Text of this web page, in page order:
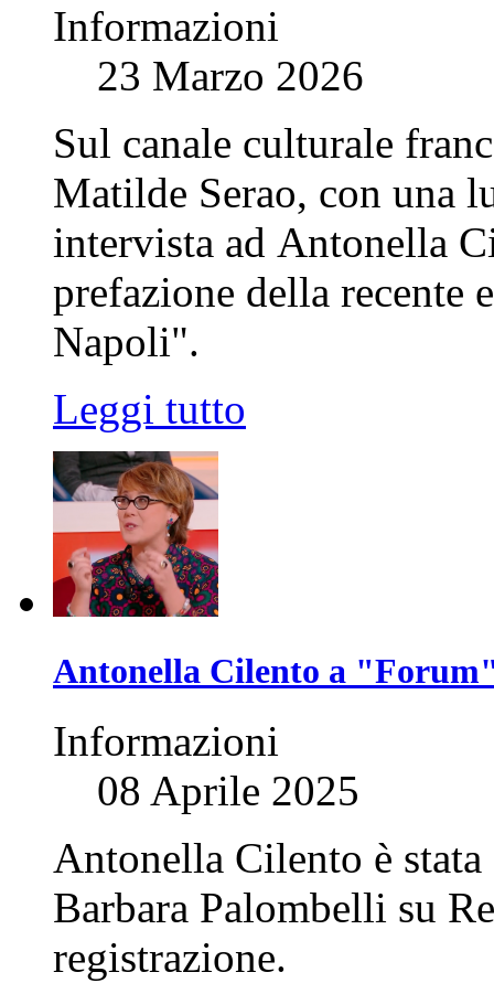
Informazioni
23 Marzo 2026
Sul canale culturale
Matilde Serao, con una
intervista ad Antonella
prefazione della recente
Napoli".
Leggi tutto
Antonella Cilento a
Informazioni
08 Aprile 2025
Antonella Cilento è
Barbara Palombelli su
registrazione.